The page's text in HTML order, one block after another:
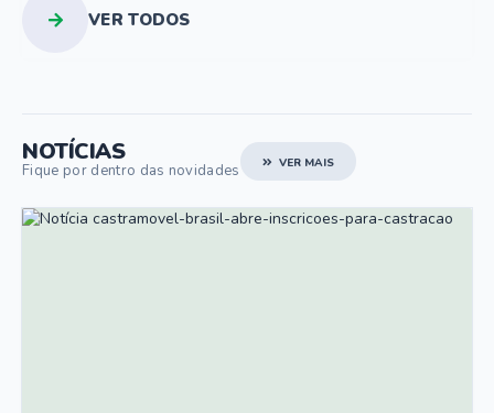
VER TODOS
NOTÍCIAS
Fique por dentro das novidades VER MAIS